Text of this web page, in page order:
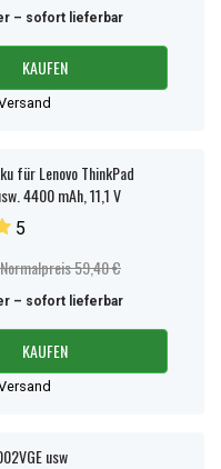
– sofort lieferbar
KAUFEN
für Lenovo ThinkPad
4400 mAh, 11,1 V
5
Normalpreis 59,40 €
– sofort lieferbar
KAUFEN
usw